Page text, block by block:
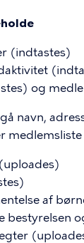
(indtastes)
og
navn,
af
bestyrelsen